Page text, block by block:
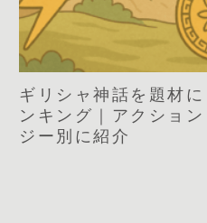
ギリシャ神話を題材
ンキング｜アクショ
ジー別に紹介